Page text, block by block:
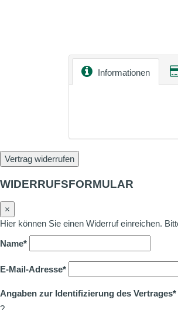
Informationen
Vertrag widerrufen
WIDERRUFSFORMULAR
×
Hier können Sie einen Widerruf einreichen.
Name*
E-Mail-Adresse*
Angaben zur Identifizierung des Vertrages*